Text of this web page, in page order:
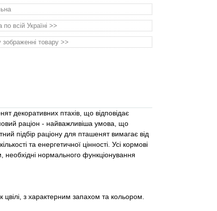
всій Україні >>
зображенні товару >>
декоративних птахів, що відповідає
раціон - найважливіша умова, що
підбір раціону для пташенят вимагає від
та енергетичної цінності. Усі кормові
необхідні нормального функціонування
з характерним запахом та кольором.